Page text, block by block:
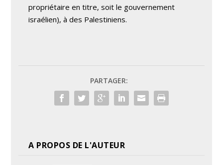
propriétaire en titre, soit le gouvernement
israélien), à des Palestiniens.
PARTAGER:
A PROPOS DE L'AUTEUR